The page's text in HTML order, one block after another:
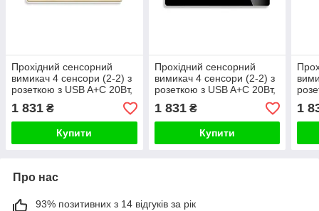
Прохідний сенсорний
вимикач 4 сенсори (2-2) з
розеткою з USB A+C 20Вт,
заземлення, шторки,
ELIOS золото скло
1 831 ₴
Купити
Прохідний сенсорний
вимикач 4 сенсори (2-2) з
розеткою з USB A+C 20Вт,
заземлення, шторки,
ELIOS чорний скло
1 831₴
Купити
1
Про нас
93% позитивних з 14 відгуків за рік